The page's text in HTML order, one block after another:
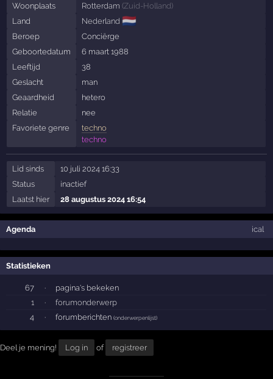
Woonplaats
Rotterdam (Zuid-Holland)
Land
Nederland 🇳🇱
Beroep
Conciërge
Geboortedatum
6 maart 1988
Leeftijd
38
Geslacht
man
Geaardheid
hetero
Relatie
nee
Favoriete genre
techno
techno
Lid sinds
10 juli 2024 16:33
Status
inactief
Laatst hier
28 augustus 2024 16:54
Agenda ical
Statistieken
67 ·
pagina's bekeken
1
·
forumonderwerp
4
· forumberichten(onderwerpenlijst)
Deel je mening! Log in of registreer